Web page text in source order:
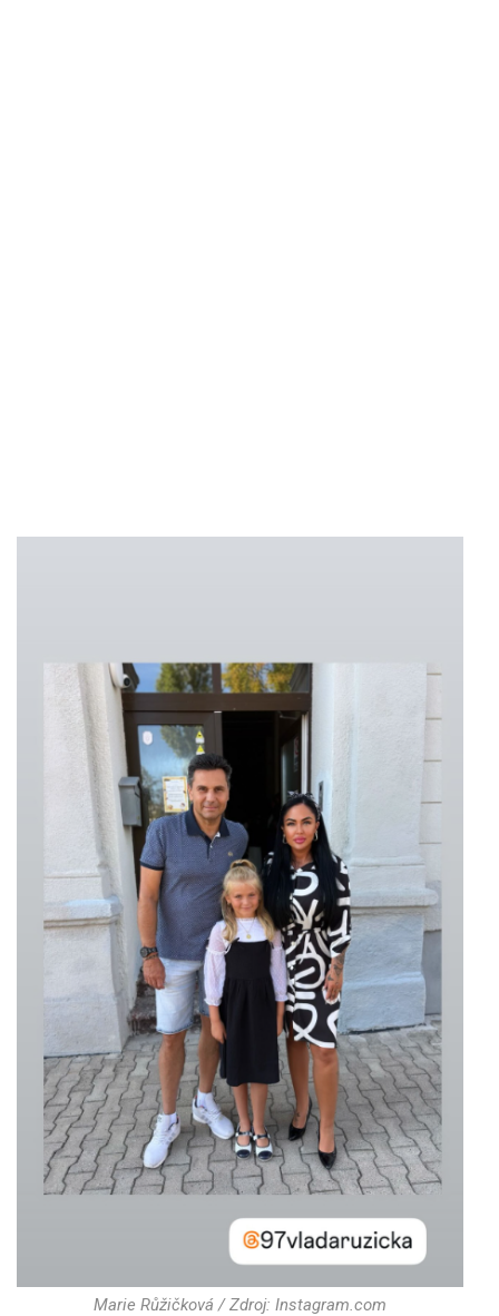
Marie Růžičková / Zdroj: Instagram.com